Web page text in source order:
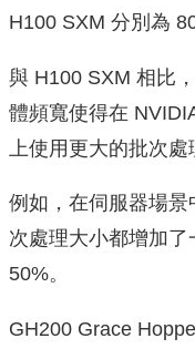
H100 SXM 分別為
與 H100 SXM 相比
體頻寬使得在
上使用更大的批次
例如，在伺服器場
次處理大小都增加
50%。
GH200 Grace